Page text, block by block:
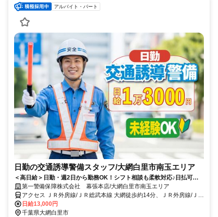
アルバイト・パート
日勤の交通誘導警備スタッフ/大網白里市南玉エリア
＜高日給＞日勤・週2日から勤務OK！シフト相談も柔軟対応♪日払可◎
未経験歓迎★
第一警備保障株式会社 幕張本店/大網白里市南玉エリア
アクセス ＪＲ外房線/ＪＲ総武本線 大網徒歩約14分、ＪＲ外房線/ＪＲ
総武本線 大網徒歩約14分、ＪＲ外房線 永田（千葉県）徒歩約41分 直
行直帰OK＊交通費全額支給＊
日給13,000円
千葉県大網白里市